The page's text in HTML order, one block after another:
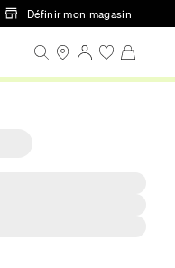
Définir mon magasin